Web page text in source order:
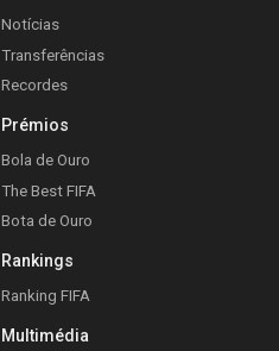
Notícias
Transferências
Recordes
Prémios
Bola de Ouro
The Best FIFA
Bota de Ouro
Rankings
Ranking FIFA
Multimédia